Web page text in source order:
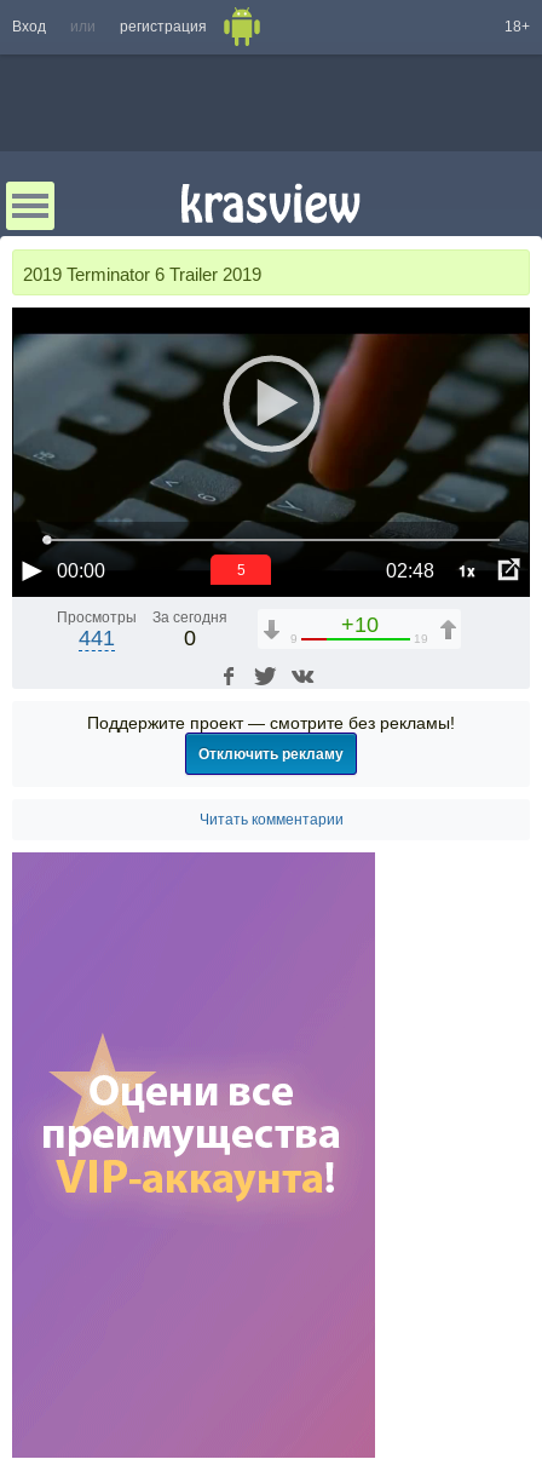
Вход или регистрация 18+
2019 Terminator 6 Trailer 2019
00:00 02:48 1x
4
Просмотры
441
За сегодня
0
+10
9 19
Поддержите проект — смотрите без рекламы!
Отключить рекламу
Читать комментарии